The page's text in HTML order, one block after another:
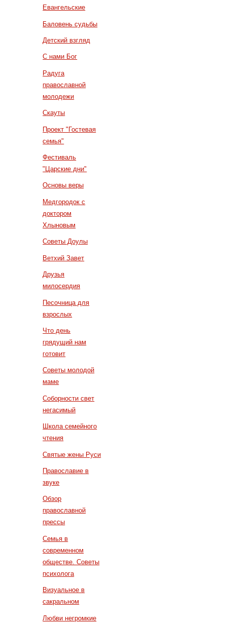
Евангельские
Баловень судьбы
Детский взгляд
С нами Бог
Радуга
православной
молодежи
Скауты
Проект "Гостевая
семья"
Фестиваль
"Царские дни"
Основы веры
Медгородок с
доктором
Хлыновым
Советы Доулы
Ветхий Завет
Друзья
милосердия
Песочница для
взрослых
Что день
грядущий нам
готовит
Советы молодой
маме
Соборности свет
негасимый
Школа семейного
чтения
Святые жены Руси
Православие в
звуке
Обзор
православной
прессы
Семья в
современном
обществе. Советы
психолога
Визуальное в
сакральном
Любви негромкие